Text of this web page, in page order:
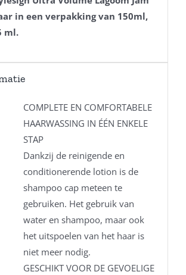
in een verpakking van 150ml,
ml.
COMPLETE EN COMFORTABELE
HAARWASSING IN ÉÉN ENKELE
STAP
Dankzij de reinigende en
conditionerende lotion is de
shampoo cap meteen te
gebruiken. Het gebruik van
water en shampoo, maar ook
het uitspoelen van het haar is
niet meer nodig.
GESCHIKT VOOR DE GEVOELIGE